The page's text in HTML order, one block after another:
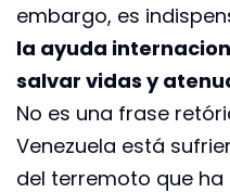
embargo, es
la ayuda
salvar vidas y
No es una frase
Venezuela está
del terremoto que